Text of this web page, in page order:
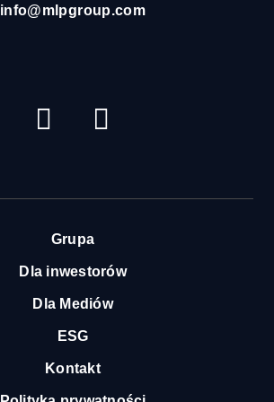
info@mlpgroup.com
Grupa
Dla inwestorów
Dla Mediów
ESG
Kontakt